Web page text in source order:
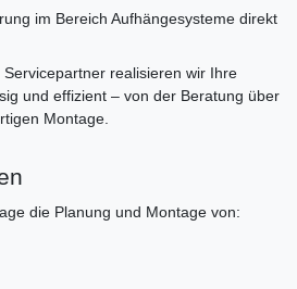
im Bereich Aufhängesysteme direkt
realisieren wir Ihre
und effizient – von der Beratung über
Montage.
die Planung und Montage von: